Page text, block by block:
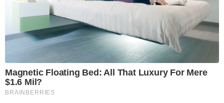
Magnetic Floating Bed: All That Luxury For Mere
$1.6 Mil?
BRAINBERRIES